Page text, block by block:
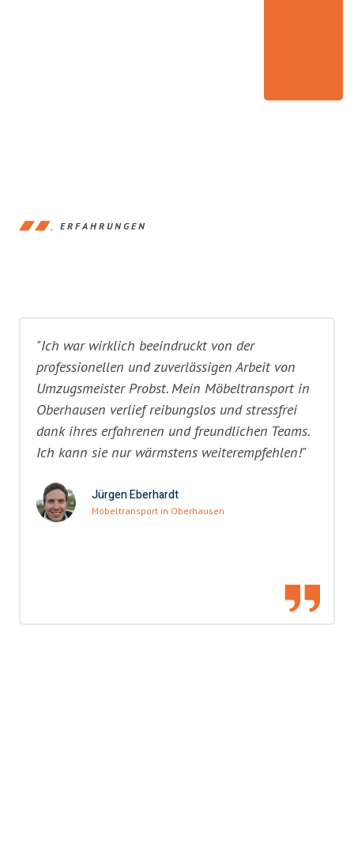
ERFAHRUNGEN
"Ich war wirklich beeindruckt von der
professionellen und zuverlässigen Arbeit von
Umzugsmeister Probst. Mein Möbeltransport in
Oberhausen verlief reibungslos und stressfrei
dank ihres erfahrenen und freundlichen Teams.
Ich kann sie nur wärmstens weiterempfehlen!"
Jürgen Eberhardt
Möbeltransport in Oberhausen